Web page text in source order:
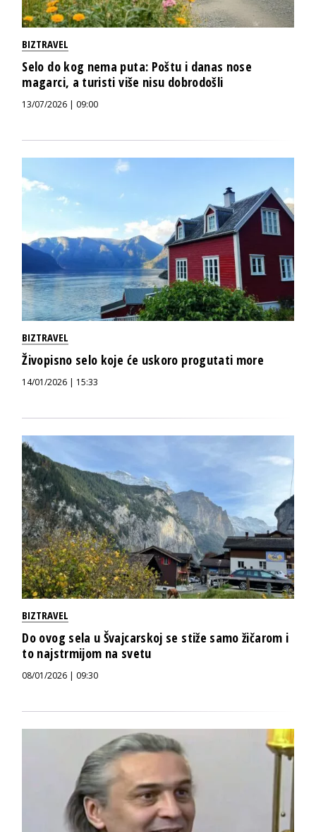
BIZTRAVEL
Selo do kog nema puta: Poštu i danas nose
magarci, a turisti više nisu dobrodošli
13/07/2026 | 09:00
BIZTRAVEL
Živopisno selo koje će uskoro progutati more
14/01/2026 | 15:33
BIZTRAVEL
Do ovog sela u Švajcarskoj se stiže samo žičarom i
to najstrmijom na svetu
08/01/2026 | 09:30